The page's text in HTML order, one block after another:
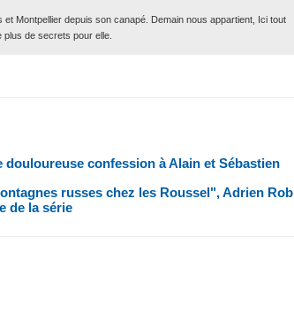
Montpellier depuis son canapé. Demain nous appartient, Ici tout
plus de secrets pour elle.
confession à Alain et Sébastien
russes chez les Roussel", Adrien Rob
de la série